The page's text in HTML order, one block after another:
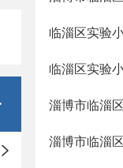
临淄区实验
临淄区实验
淄博市临淄
淄博市临淄